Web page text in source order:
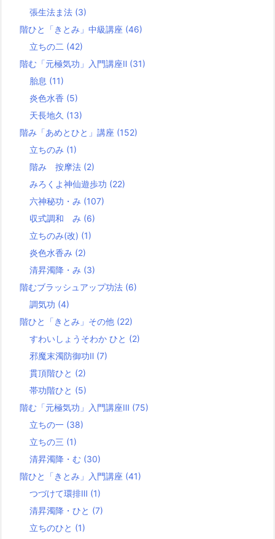
張生法ま法 (3)
階ひと「きとみ」中級講座 (46)
立ちの二 (42)
階む「元極気功」入門講座Ⅱ (31)
胎息 (11)
炎色水香 (5)
天長地久 (13)
階み「あめとひと」講座 (152)
立ちのみ (1)
階み 按摩法 (2)
みろくよ神仙遊歩功 (22)
六神秘功・み (107)
収式調和 み (6)
立ちのみ(改) (1)
炎色水香み (2)
清昇濁降・み (3)
階むブラッシュアップ功法 (6)
調気功 (4)
階ひと「きとみ」その他 (22)
すわいしょうそわか ひと (2)
邪魔末濁防御功Ⅱ (7)
貫頂階ひと (2)
帯功階ひと (5)
階む「元極気功」入門講座Ⅲ (75)
立ちの一 (38)
立ちの三 (1)
清昇濁降・む (30)
階ひと「きとみ」入門講座 (41)
つづけて環排Ⅲ (1)
清昇濁降・ひと (7)
立ちのひと (1)